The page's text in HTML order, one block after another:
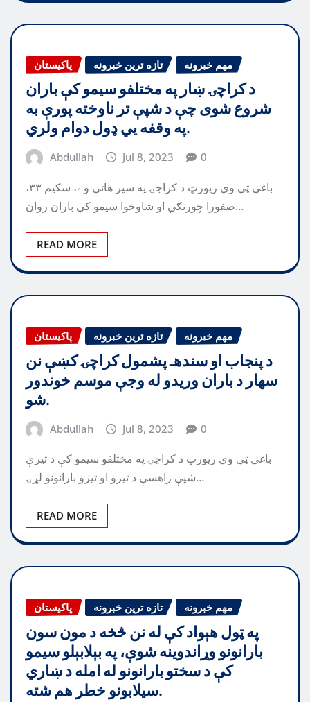
پاکیستان تازه ترین خبرونه مهم خبرونه
د کراچۍ ښار په مختلفو سیمو کې باران
شروع شوی چې د شپې تر ناوخته پورې به
په وقفه يي ډول دوام ولري.
Abdullah Jul 8, 2023 0
باغي ټي وي رپورټ د کراچۍ په سپر هائي وے، سکیم ۳۳،
صفورا چورنګي او شاوخوا سیمو کې باران روان…
READ MORE
پاکیستان تازه ترین خبرونه مهم خبرونه
د پنجاب او سندهـ پشمول کراچۍ کښې نن
سهار د باران وریدو له وجې موسم خوندور
شو.
Abdullah Jul 8, 2023 0
باغي ټي وي رپورټ د کراچۍ په مختلفو سيمو کې د تيرې
شپې راهسې د تيزو او تيزو بارانونو لړۍ…
READ MORE
پاکیستان تازه ترین خبرونه مهم خبرونه
په ټول هېواد کې له نن څخه د مون سون
بارانونو وړاندوينه شوې، په بېلابېلو سيمو
کې د سختو بارانونو له امله د ښاري
سيلابونو خطر هم شته.